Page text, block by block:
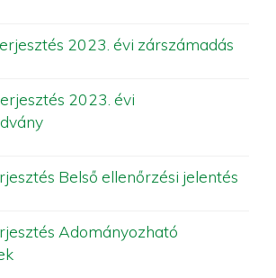
2023. évi zárszámadás
2023. évi
Belső ellenőrzési jelentés
Adományozható